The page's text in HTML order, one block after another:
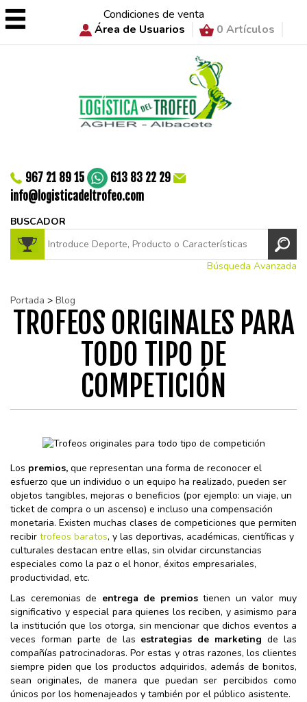
Condiciones de venta
Área de Usuarios
0 Artículos
967 21 89 15
613 83 22 29
info@logisticadeltrofeo.com
BUSCADOR
Búsqueda Avanzada
Portada > Blog
TROFEOS ORIGINALES PARA
TODO TIPO DE
COMPETICIÓN
Los premios, que representan una forma de reconocer el
esfuerzo que un individuo o un equipo ha realizado, pueden ser
objetos tangibles, mejoras o beneficios (por ejemplo: un viaje, un
ticket de compra o un ascenso) e incluso una compensación
monetaria. Existen muchas clases de competiciones que permiten
recibir trofeos baratos, y las deportivas, académicas, científicas y
culturales destacan entre ellas, sin olvidar circunstancias
especiales como la paz o el honor, éxitos empresariales,
productividad, etc.
Las ceremonias de entrega de premiostienen un valor muy
significativo y especial para quienes los reciben, y asimismo para
la institución que los otorga, sin mencionar que dichos eventos a
veces forman parte de las estrategias de marketing de las
compañías patrocinadoras. Por estas y otras razones, los clientes
siempre piden que los productos adquiridos, además de bonitos,
sean originales, de manera que puedan ser percibidos como
únicos por los homenajeados y también por el público asistente.